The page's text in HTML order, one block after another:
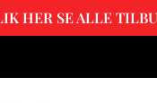
HER SE ALLE